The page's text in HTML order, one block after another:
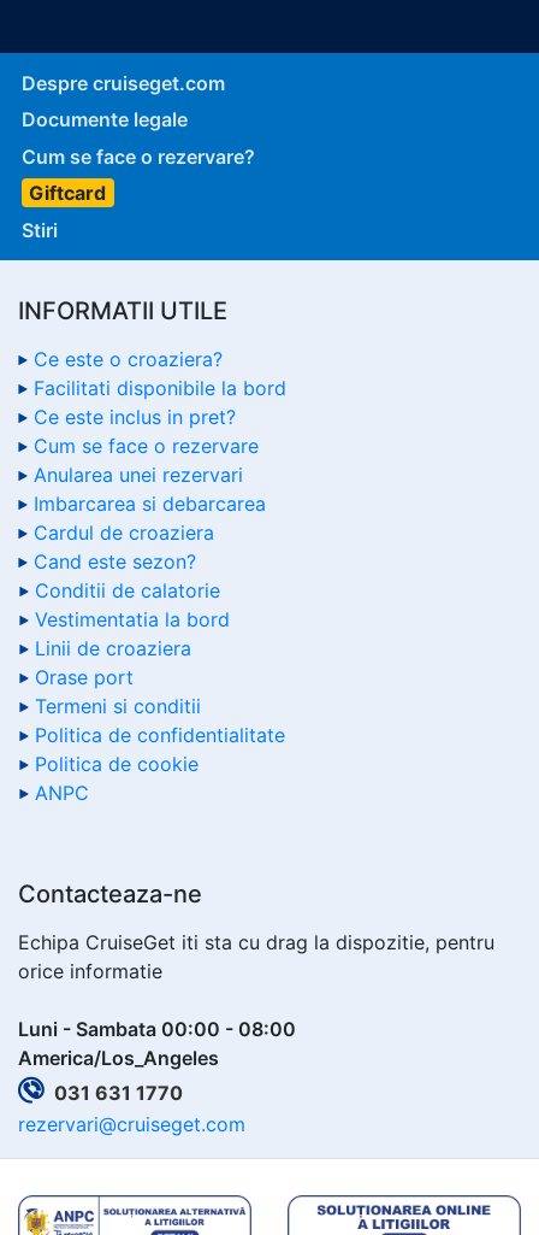
Despre cruiseget.com
Documente legale
Cum se face o rezervare?
Giftcard
Stiri
INFORMATII UTILE
Ce este o croaziera?
Facilitati disponibile la bord
Ce este inclus in pret?
Cum se face o rezervare
Anularea unei rezervari
Imbarcarea si debarcarea
Cardul de croaziera
Cand este sezon?
Conditii de calatorie
Vestimentatia la bord
Linii de croaziera
Orase port
Termeni si conditii
Politica de confidentialitate
Politica de cookie
ANPC
Contacteaza-ne
Echipa CruiseGet iti sta cu drag la dispozitie, pentru
orice informatie
Luni - Sambata 00:00 - 08:00
America/Los_Angeles
031 631 1770
rezervari@cruiseget.com